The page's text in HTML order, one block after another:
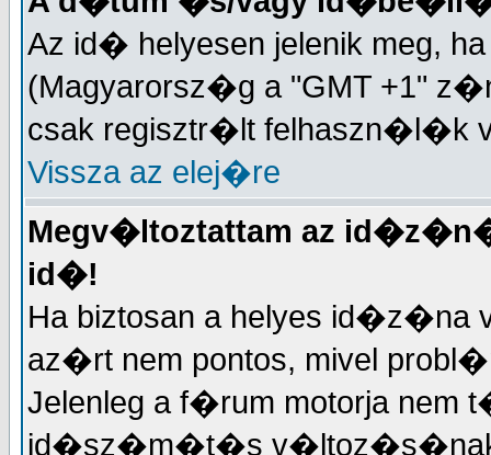
Az id� helyesen jelenik meg,
(Magyarorsz�g a "GMT +1"
csak regisztr�lt felhaszn�l�k
Vissza az elej�re
Megv�ltoztattam az
id�!
Ha biztosan a helyes
az�rt nem pontos, mivel
Jelenleg a f�rum motorja
id�sz�m�t�s